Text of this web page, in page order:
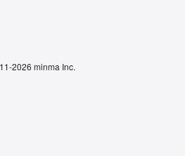
2026 minma Inc.